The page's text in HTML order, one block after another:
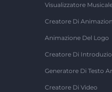
Visualizzatore
Creatore Di
Animazione Del Logo
Creatore Di
Generatore Di Testo
Creatore Di Video